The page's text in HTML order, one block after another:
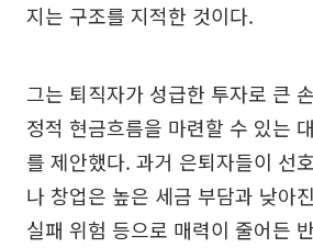
지는 구조를 지적한 것이다.
그는 퇴직자가 성급한 투자로 큰
정적 현금흐름을 마련할 수 있는
를 제안했다. 과거 은퇴자들이 선
나 창업은 높은 세금 부담과 낮아
실패 위험 등으로 매력이 줄어든